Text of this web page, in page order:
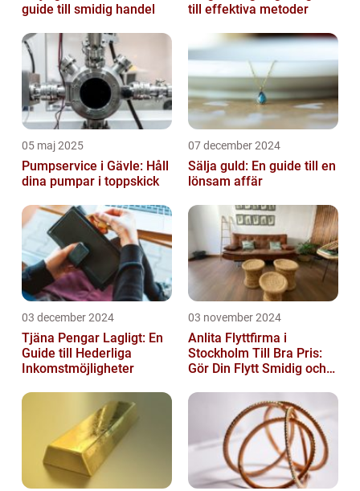
guide till smidig handel
till effektiva metoder
05 maj 2025
Pumpservice i Gävle: Håll
dina pumpar i toppskick
07 december 2024
Sälja guld: En guide till en
lönsam affär
03 december 2024
Tjäna Pengar Lagligt: En
Guide till Hederliga
Inkomstmöjligheter
03 november 2024
Anlita Flyttfirma i
Stockholm Till Bra Pris:
Gör Din Flytt Smidig och